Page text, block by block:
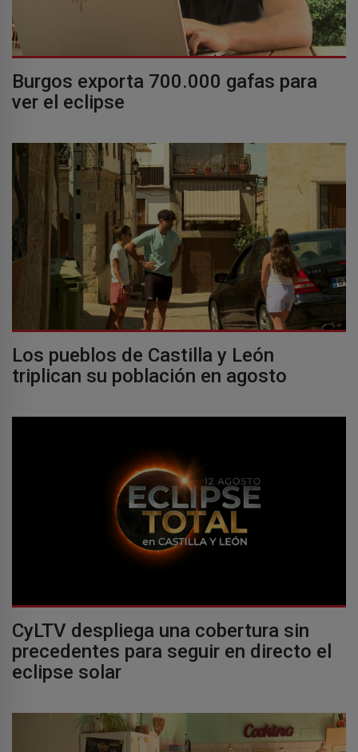
Burgos exporta 700.000 gafas para
ver el eclipse
Los pueblos de Castilla y León
triplican su población en agosto
CyLTV despliega una cobertura sin
precedentes para seguir en directo el
eclipse solar